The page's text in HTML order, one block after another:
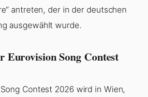
antreten, der in der deutschen
ausgewählt wurde.
Eurovision Song Contest
Contest 2026 wird in Wien,